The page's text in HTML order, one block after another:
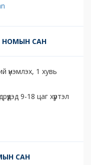
НОМЫН САН
үнэмлэх, 1 хувь
9-18 цаг хүртэл
САН